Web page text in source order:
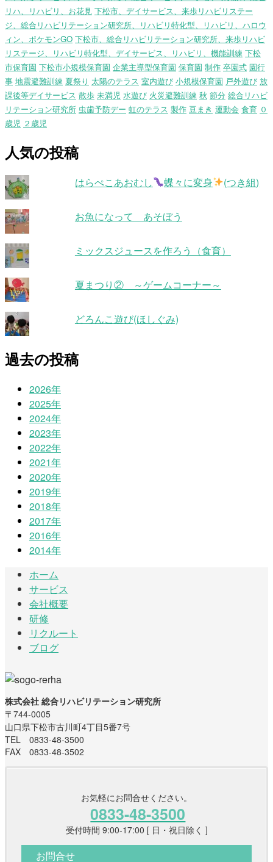
リハ、リハビリ、お花見 下松市、デイサービス、来歩リハビリステー
ジ、総合リハビリテーション研究所、リハビリ特化型、リハビリ、ハロウ
ィン、ポケモンGO 下松市、総合リハビリテーション研究所、来歩リハビ
リステージ、リハビリ特化型、デイサービス、リハビリ、機能訓練 下松
市保育園 下松市小規模保育園 企業主導型保育園 保育園 制作 卒園式 園行
事 地震避難訓練 夏祭り 太陽のテラス 室内遊び 小規模保育園 戸外遊び 放
課後等デイサービス 散歩 未満児 水遊び 火災避難訓練 秋 節分 総合リハビ
リテーション研究所 虫歯予防デー 虹のテラス 製作 豆まき 運動会 食育 ０
歳児 ２歳児
人気の投稿
はらぺこあおむし 蝶々に変身 (つき組)
お魚になって あそぼう
ミックスジュースを作ろう（食育）
夏まつり② ～ゲームコーナー～
どろんこ遊び(ほしぐみ)
過去の投稿
2026年
2025年
2024年
2023年
2022年
2021年
2020年
2019年
2018年
2017年
2016年
2014年
ホーム
サービス
会社概要
研修
リクルート
ブログ
株式会社 総合リハビリテーション研究所
〒744-0005
山口県下松市古川町4丁目5番7号
TEL 0833-48-3500
FAX 0833-48-3502
お気軽にお問合せください。
0833-48-3500
受付時間 9:00-17:00 [ 日・祝日除く ]
お問合せ